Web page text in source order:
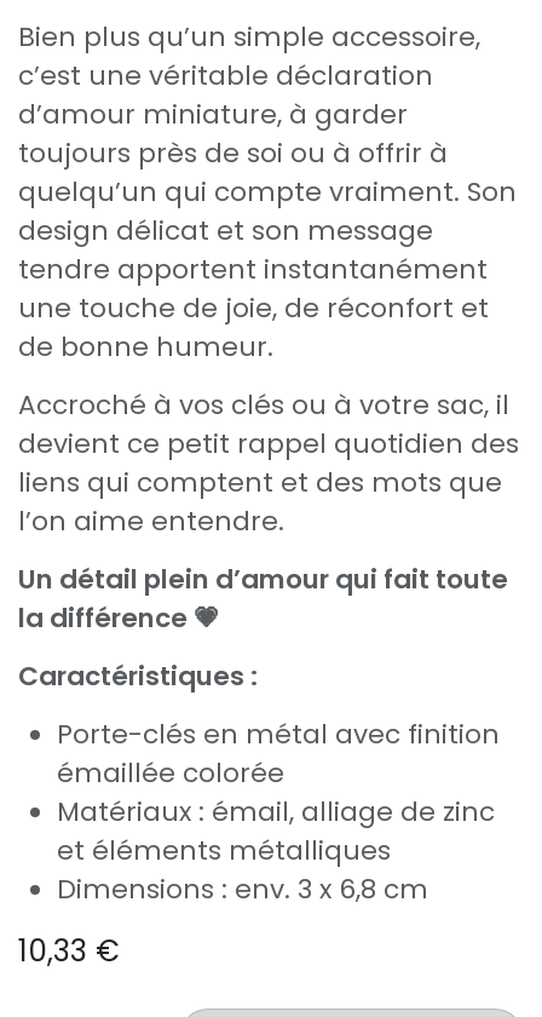
Bien plus qu’un simple accessoire,
c’est une véritable déclaration
d’amour miniature, à garder
toujours près de soi ou à offrir à
quelqu’un qui compte vraiment. Son
design délicat et son message
tendre apportent instantanément
une touche de joie, de réconfort et
de bonne humeur.
Accroché à vos clés ou à votre sac, il
devient ce petit rappel quotidien des
liens qui comptent et des mots que
l’on aime entendre.
Un détail plein d’amour qui fait toute
la différence 💗
Caractéristiques :
Porte-clés en métal avec finition
émaillée colorée
Matériaux : émail, alliage de zinc
et éléments métalliques
Dimensions : env. 3 x 6,8 cm
10,33 €